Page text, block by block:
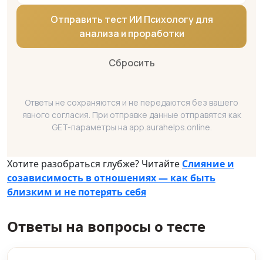
Отправить тест ИИ Психологу для
анализа и проработки
Сбросить
Ответы не сохраняются и не передаются без вашего
явного согласия. При отправке данные отправятся как
GET-параметры на app.aurahelps.online.
Хотите разобраться глубже? Читайте Слияние и
созависимость в отношениях — как быть
близким и не потерять себя
Ответы на вопросы о тесте